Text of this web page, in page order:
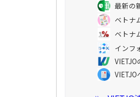
最新の
ベトナ
ベトナ
インフ